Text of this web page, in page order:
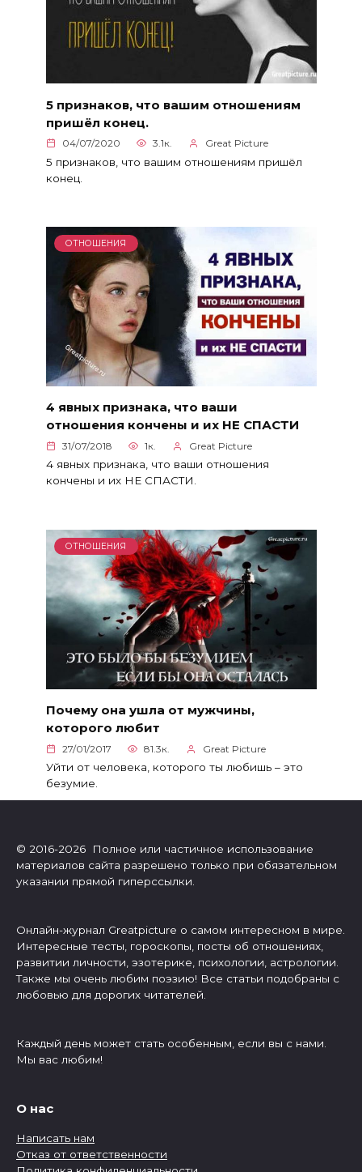
5 признаков, что вашим отношениям
пришёл конец.
04/07/2020 3.1к. Great Picture
5 признаков, что вашим отношениям пришёл
конец.
ОТНОШЕНИЯ
4 явных признака, что ваши
отношения кончены и их НЕ СПАСТИ
31/07/2018 1к. Great Picture
4 явных признака, что ваши отношения
кончены и их НЕ СПАСТИ.
ОТНОШЕНИЯ
Почему она ушла от мужчины,
которого любит
27/01/2017 81.3к. Great Picture
Уйти от человека, которого ты любишь – это
безумие.
© 2016-2026 Полное или частичное использование
материалов сайта разрешено только при обязательном
указании прямой гиперссылки.
Онлайн-журнал Greatpicture о самом интересном в мире.
Интересные тесты, гороскопы, посты об отношениях,
развитии личности, эзотерике, психологии, астрологии.
Также мы очень любим поэзию! Все статьи подобраны с
любовью для дорогих читателей.
Каждый день может стать особенным, если вы с нами.
Мы вас любим!
О нас
Написать нам
Отказ от ответственности